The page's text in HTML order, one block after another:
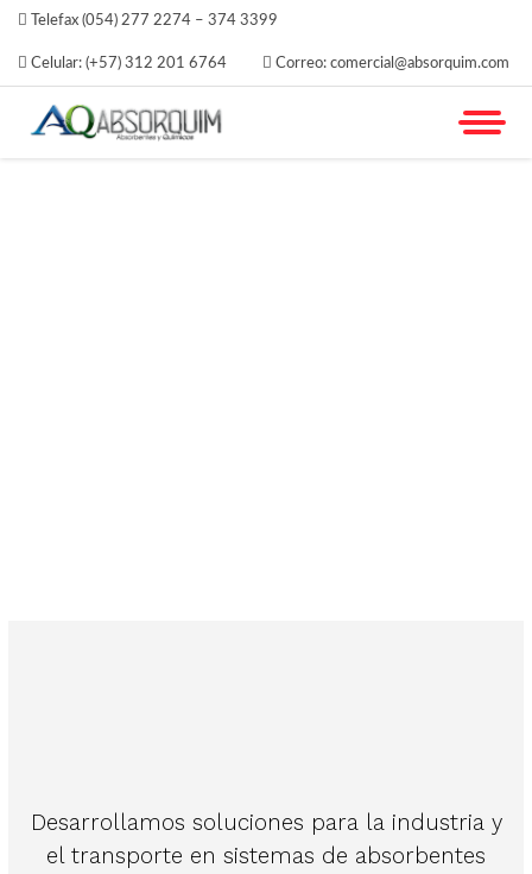
Telefax (054) 277 2274 – 374 3399
Celular: (+57) 312 201 6764 Correo: comercial@absorquim.com
Desarrollamos soluciones para la industria y
el transporte en sistemas de absorbentes